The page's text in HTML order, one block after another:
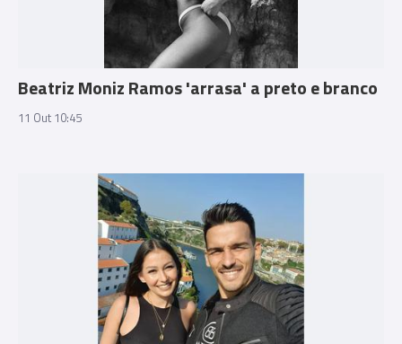
Beatriz Moniz Ramos 'arrasa' a preto e branco
11 Out 10:45